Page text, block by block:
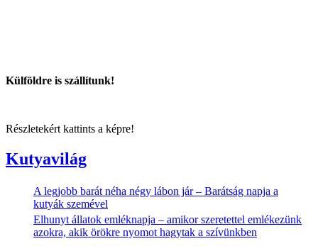
Külföldre is szállítunk!
Részletekért kattints a képre!
Kutyavilág
A legjobb barát néha négy lábon jár – Barátság napja a
kutyák szemével
Elhunyt állatok emléknapja – amikor szeretettel emlékezünk
azokra, akik örökre nyomot hagytak a szívünkben